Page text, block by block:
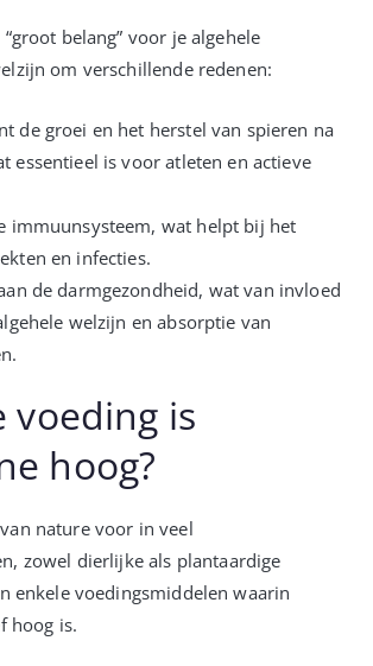
belang” voor je algehele
om verschillende redenen:
de groei en het herstel van spieren na
essentieel is voor atleten en actieve
immuunsysteem, wat helpt bij het
en infecties.
de darmgezondheid, wat van invloed
welzijn en absorptie van
voeding is
hoog?
nature voor in veel
zowel dierlijke als plantaardige
enkele voedingsmiddelen waarin
hoog is.